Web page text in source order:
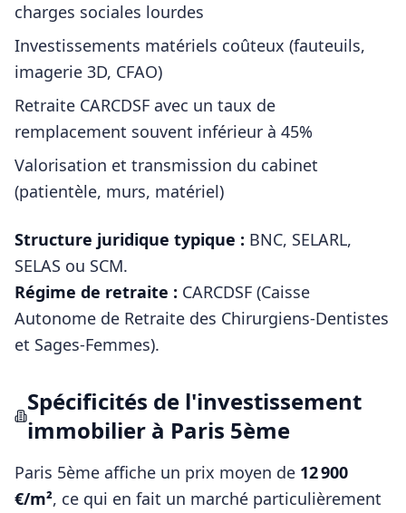
charges sociales lourdes
Investissements matériels coûteux (fauteuils,
imagerie 3D, CFAO)
Retraite CARCDSF avec un taux de
remplacement souvent inférieur à 45%
Valorisation et transmission du cabinet
(patientèle, murs, matériel)
Structure juridique typique : BNC, SELARL,
SELAS ou SCM.
Régime de retraite : CARCDSF (Caisse
Autonome de Retraite des Chirurgiens-Dentistes
et Sages-Femmes).
Spécificités de l'investissement
immobilier à Paris 5ème
Paris 5ème affiche un prix moyen de 12 900
€/m², ce qui en fait un marché particulièrement